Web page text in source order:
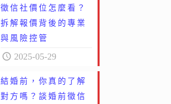
徵信社價位怎麼看？
拆解報價背後的專業
與風險控管
2025-05-29
結婚前，你真的了解
對方嗎？談婚前徵信